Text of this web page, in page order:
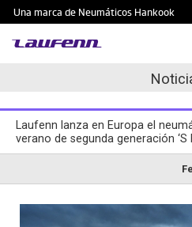
Una marca de Neumáticos Hankook
Laufenn lanza en Europa el
verano de segunda generación ‘S